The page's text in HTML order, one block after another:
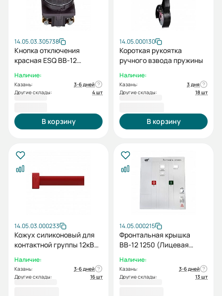
14.05.03.305738
Кнопка отключения
красная ESQ BB-12
Наличие:
Казань:
3-6 дней
Другие склады:
4 шт
В корзину
14.05.000130
Короткая рукоятка
ручного взвода пружины
Наличие:
Казань:
3 дня
Другие склады:
18 шт
В корзину
14.05.03.000233
Кожух силиконовый для
контактной группы 12кВ
Наличие:
Казань:
3-6 дней
Другие склады:
16 шт
14.05.000215
Фронтальная крышка
ВВ-12 1250 (Лицевая
Наличие:
Казань:
3-6 дней
Другие склады:
13 шт